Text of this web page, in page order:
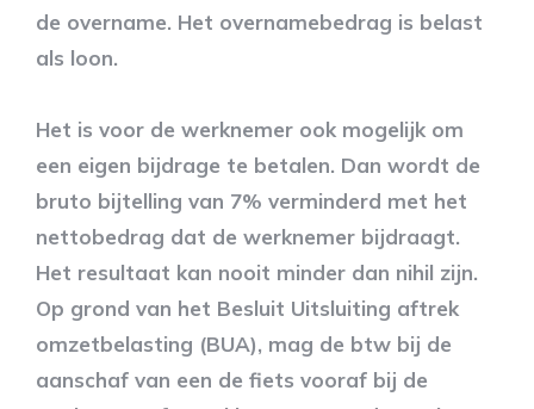
de overname. Het overnamebedrag is belast
als loon.
Het is voor de werknemer ook mogelijk om
een eigen bijdrage te betalen. Dan wordt de
bruto bijtelling van 7% verminderd met het
nettobedrag dat de werknemer bijdraagt.
Het resultaat kan nooit minder dan nihil zijn.
Op grond van het Besluit Uitsluiting aftrek
omzetbelasting (BUA), mag de btw bij de
aanschaf van een de fiets vooraf bij de